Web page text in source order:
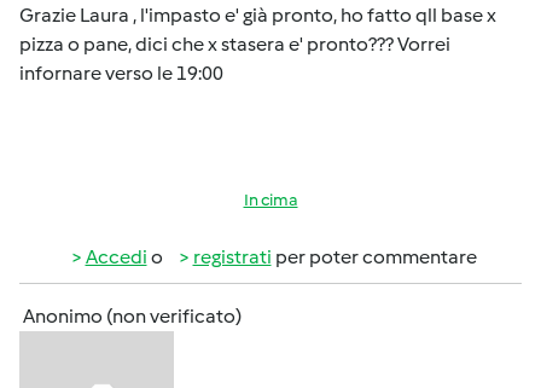
Grazie Laura , l'impasto e' già pronto, ho fatto qll base x
pizza o pane, dici che x stasera e' pronto??? Vorrei
infornare verso le 19:00
In cima
Accedi o registrati per poter commentare
Anonimo (non verificato)